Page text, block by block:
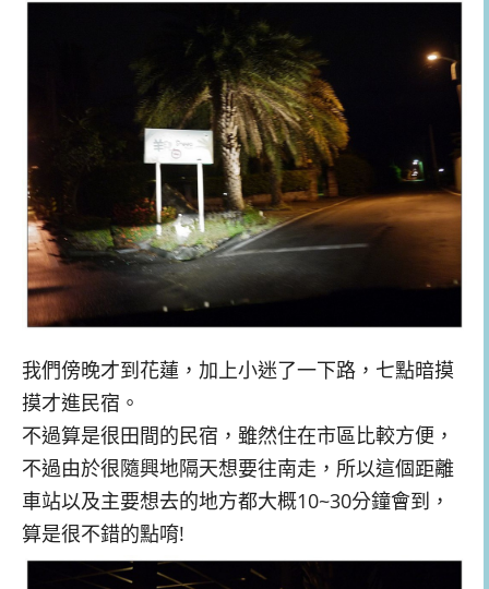
我們傍晚才到花蓮，加上小迷了一下路，七點暗摸
摸才進民宿。
不過算是很田間的民宿，雖然住在市區比較方便，
不過由於很隨興地隔天想要往南走，所以這個距離
車站以及主要想去的地方都大概10~30分鐘會到，
算是很不錯的點唷!